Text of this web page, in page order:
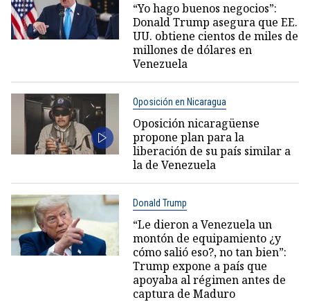
“Yo hago buenos negocios”:
Donald Trump asegura que EE.
UU. obtiene cientos de miles de
millones de dólares en
Venezuela
Oposición en Nicaragua
Oposición nicaragüense
propone plan para la
liberación de su país similar a
la de Venezuela
Donald Trump
“Le dieron a Venezuela un
montón de equipamiento ¿y
cómo salió eso?, no tan bien”:
Trump expone a país que
apoyaba al régimen antes de
captura de Maduro